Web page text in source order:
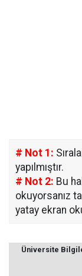
# Not 1:
yapılmıştır.
# Not 2: Bu
okuyorsanız
yatay ekran
Üniversite